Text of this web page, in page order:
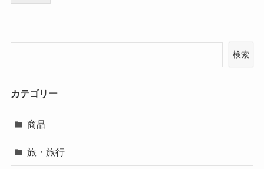
検索
カテゴリー
商品
旅・旅行